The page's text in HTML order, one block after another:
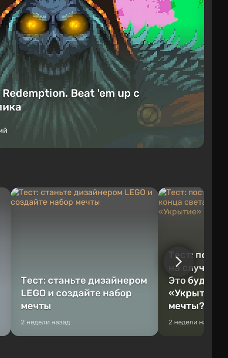
Beat 'em up с
Тест: станьте дизайнером
LEGO и создайте набор
мечты
2 недели назад
Тест:
на случай
Это будет
«Укрытие»
мечты?
2 недели назад